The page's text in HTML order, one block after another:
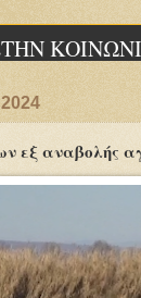
εξ αναβολής